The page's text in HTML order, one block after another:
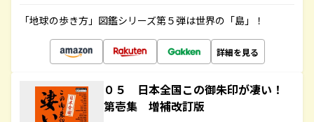
「地球の歩き方」図鑑シリーズ第５弾は世界の「島」！
詳細を見る
０５ 日本全国この御朱印が凄い！
第壱集 増補改訂版